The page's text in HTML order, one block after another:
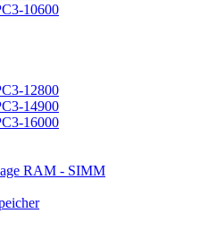
10600
12800
14900
16000
RAM - SIMM